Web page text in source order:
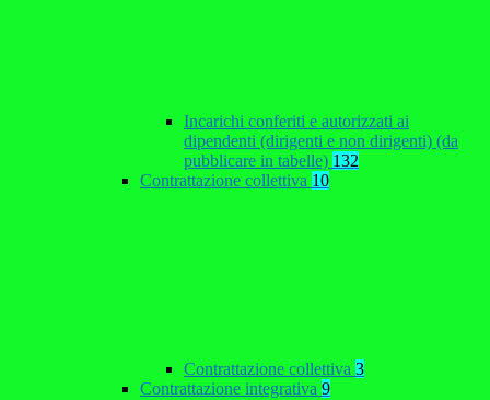
Incarichi conferiti e autorizzati ai
dipendenti (dirigenti e non dirigenti) (da
pubblicare in tabelle) 132
Contrattazione collettiva 10
Contrattazione collettiva 3
Contrattazione integrativa 9